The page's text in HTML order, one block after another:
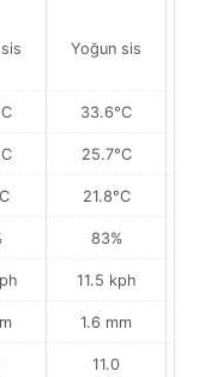
Yoğun sis
33.6°C
25.7°C
21.8°C
83%
11.5 kph
1.6 mm
11.0